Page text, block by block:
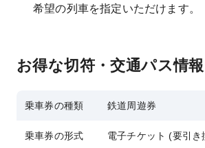
希望の列車を指定いただけます。
お得な切符・交通パス情報
乗車券の種類 鉄道周遊券
乗車券の形式 電子チケット (要引き